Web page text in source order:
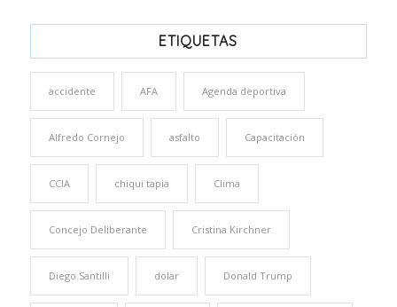
ETIQUETAS
accidente AFA Agenda deportiva
Alfredo Cornejo asfalto Capacitación
CCIA chiqui tapia Clima
Concejo Deliberante Cristina Kirchner
Diego Santilli dolar Donald Trump